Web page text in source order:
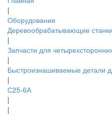
|
Оборудование
Деревообрабатывающие станки
|
Запчасти для
|
Быстроизнашиваемые детали
|
С25-6А
|
|